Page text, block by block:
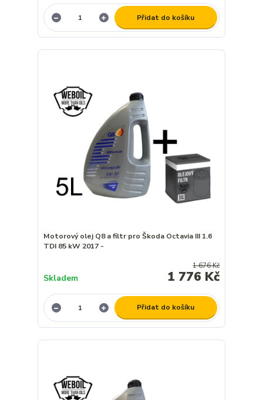
Přidat do košíku
Motorový olej Q8 a filtr pro Škoda Octavia III 1.6
TDI 85 kW 2017 -
1 676 Kč
1 776 Kč
Skladem
Přidat do košíku